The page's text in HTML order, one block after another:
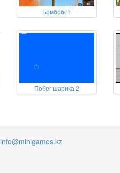
Бомбобот
Побег шарика 2
info@minigames.kz